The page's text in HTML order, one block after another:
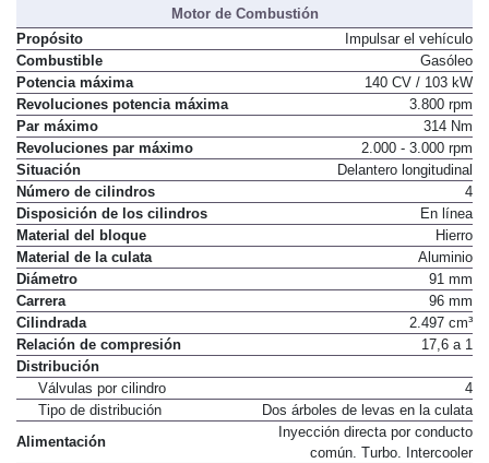
Motor de Combustión
Propósito
Impulsar el vehículo
Combustible
Gasóleo
Potencia máxima
140 CV / 103 kW
Revoluciones potencia máxima
3.800 rpm
Par máximo
314 Nm
Revoluciones par máximo
2.000 - 3.000 rpm
Situación
Delantero longitudinal
Número de cilindros
4
Disposición de los cilindros
En línea
Material del bloque
Hierro
Material de la culata
Aluminio
Diámetro
91 mm
Carrera
96 mm
Cilindrada
2.497 cm³
Relación de compresión
17,6 a 1
Distribución
Válvulas por cilindro
4
Tipo de distribución
Dos árboles de levas en la culata
Alimentación
Inyección directa por conducto
común. Turbo. Intercooler